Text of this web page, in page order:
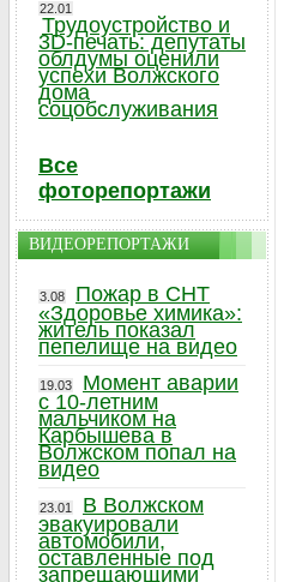
22.01
Трудоустройство и
3D-печать: депутаты
облдумы оценили
успехи Волжского
дома
соцобслуживания
Все
фоторепортажи
ВИДЕОРЕПОРТАЖИ
3.08
Пожар в СНТ
«Здоровье химика»:
житель показал
пепелище на видео
19.03
Момент аварии
с 10-летним
мальчиком на
Карбышева в
Волжском попал на
видео
23.01
В Волжском
эвакуировали
автомобили,
оставленные под
запрещающими